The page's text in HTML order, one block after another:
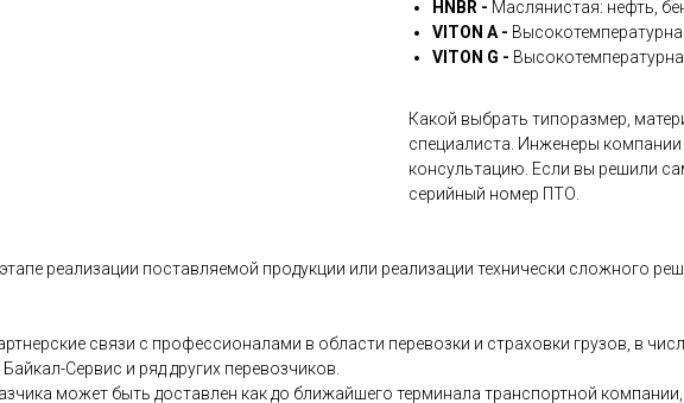
HNBR - Маслянистая: нефть,
VITON A -
VITON G -
Какой выбрать типоразмер,
специалиста. Инженеры
консультацию. Если вы решили
серийный номер ПТО.
реализации поставляемой продукции или реализации технически сложного
связи с профессионалами в области перевозки и страховки грузов, в
Сервис и ряд других перевозчиков.
может быть доставлен как до ближайшего терминала транспортной компании,